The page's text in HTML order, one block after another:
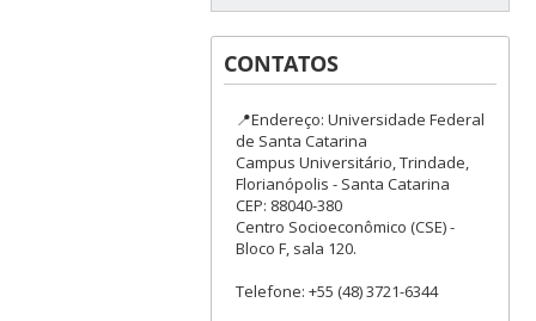
CONTATOS
📍Endereço: Universidade Federal
de Santa Catarina
Campus Universitário, Trindade,
Florianópolis - Santa Catarina
CEP: 88040-380
Centro Socioeconômico (CSE) -
Bloco F, sala 120.
Telefone: +55 (48) 3721-6344